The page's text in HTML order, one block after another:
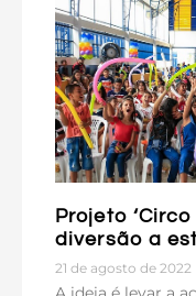
Projeto
diversão a
21 de agosto de 2022